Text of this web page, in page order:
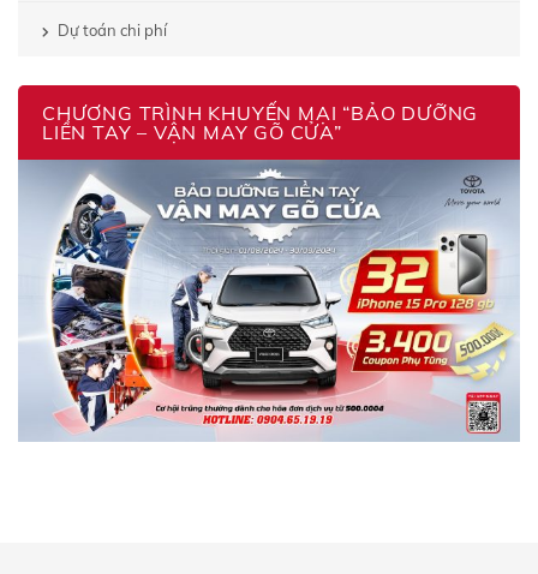
Dự toán chi phí
CHƯƠNG TRÌNH KHUYẾN MẠI “BẢO DƯỠNG
LIỀN TAY – VẬN MAY GÕ CỬA”